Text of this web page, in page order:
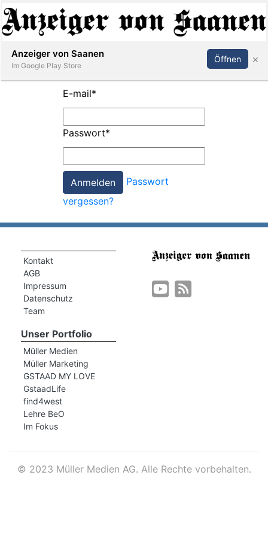
Abonnieren Anmelden
E-mail*
Passwort*
Passwort
vergessen?
Kontakt
AGB
Impressum
Datenschutz
Team
Unser Portfolio
Müller Medien
Müller Marketing
GSTAAD MY LOVE
GstaadLife
find4west
Lehre BeO
Im Fokus
© 2023 Müller Medien AG. Alle Rechte vorbehalten.
Anzeiger von Saanen
Im Google Play Store
Öffnen ×